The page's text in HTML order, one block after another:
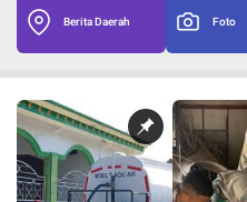
Berita Daerah Foto